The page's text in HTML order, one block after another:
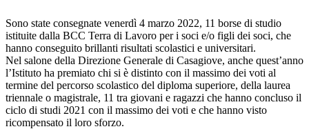
Sono state consegnate venerdì 4 marzo 2022, 11 borse di studio
istituite dalla BCC Terra di Lavoro per i soci e/o figli dei soci, che
hanno conseguito brillanti risultati scolastici e universitari.
Nel salone della Direzione Generale di Casagiove, anche quest’anno
l’Istituto ha premiato chi si è distinto con il massimo dei voti al
termine del percorso scolastico del diploma superiore, della laurea
triennale o magistrale, 11 tra giovani e ragazzi che hanno concluso il
ciclo di studi 2021 con il massimo dei voti e che hanno visto
ricompensato il loro sforzo.